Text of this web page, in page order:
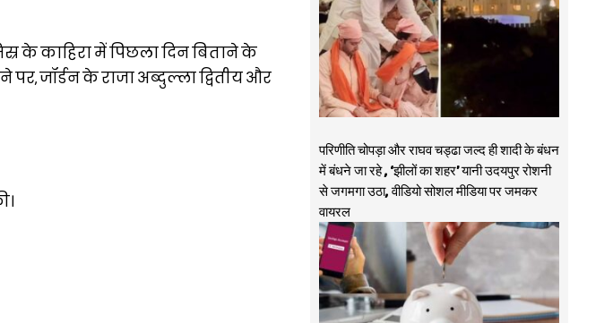
के काहिरा में पिछला दिन बिताने के
पर, जॉर्डन के राजा अब्दुल्ला द्वितीय और
परिणीति चोपड़ा और राघव चड्ढा जल्द ही शादी के बंधन
में बंधने जा रहे , ‘झीलों का शहर’ यानी उदयपुर रोशनी
से जगमगा उठा, वीडियो सोशल मीडिया पर जमकर
वायरल